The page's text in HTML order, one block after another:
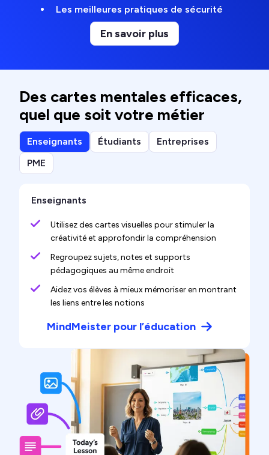
Les meilleures pratiques de sécurité
En savoir plus
Des cartes mentales efficaces,
quel que soit votre métier
Enseignants Étudiants
Entreprises
PME
Enseignants
Utilisez des cartes visuelles pour stimuler la
créativité et approfondir la compréhension
Regroupez sujets, notes et supports
pédagogiques au même endroit
Aidez vos élèves à mieux mémoriser en montrant
les liens entre les notions
MindMeister pour l’éducation